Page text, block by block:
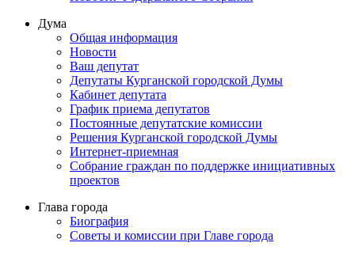
Дума
Общая информация
Новости
Ваш депутат
Депутаты Курганской городской Думы
Кабинет депутата
График приема депутатов
Постоянные депутатские комиссии
Решения Курганской городской Думы
Интернет-приемная
Собрание граждан по поддержке инициативных
проектов
Глава города
Биография
Советы и комиссии при Главе города